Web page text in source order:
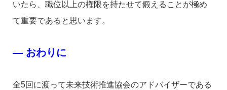
いたら、職位以上の権限を持たせて鍛えることが極め
て重要であると思います。
― おわりに
全5回に渡って未来技術推進協会のアドバイザーである